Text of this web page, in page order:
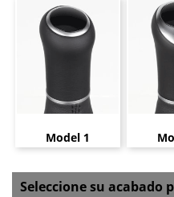
Model 1
Seleccione su acabado